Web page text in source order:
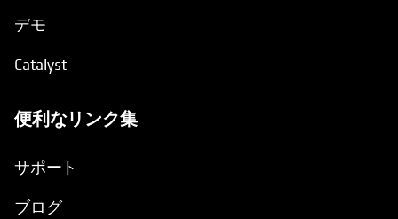
デモ
Catalyst
便利なリンク集
サポート
ブログ